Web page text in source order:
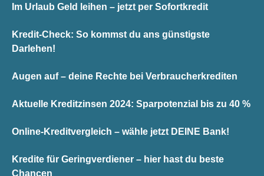
Im Urlaub Geld leihen – jetzt per Sofortkredit
Kredit-Check: So kommst du ans günstigste
Darlehen!
Augen auf – deine Rechte bei Verbraucherkrediten
Aktuelle Kreditzinsen 2024: Sparpotenzial bis zu 40 %
Online-Kreditvergleich – wähle jetzt DEINE Bank!
Kredite für Geringverdiener – hier hast du beste
Chancen